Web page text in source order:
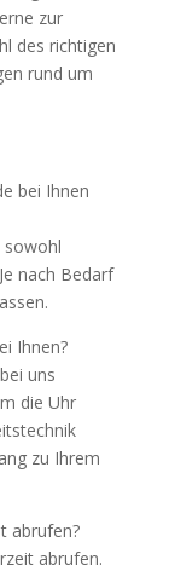
zur
des richtigen
rund um
bei Ihnen
sowohl
nach Bedarf
Ihnen?
uns
die Uhr
zu Ihrem
abrufen?
abrufen.